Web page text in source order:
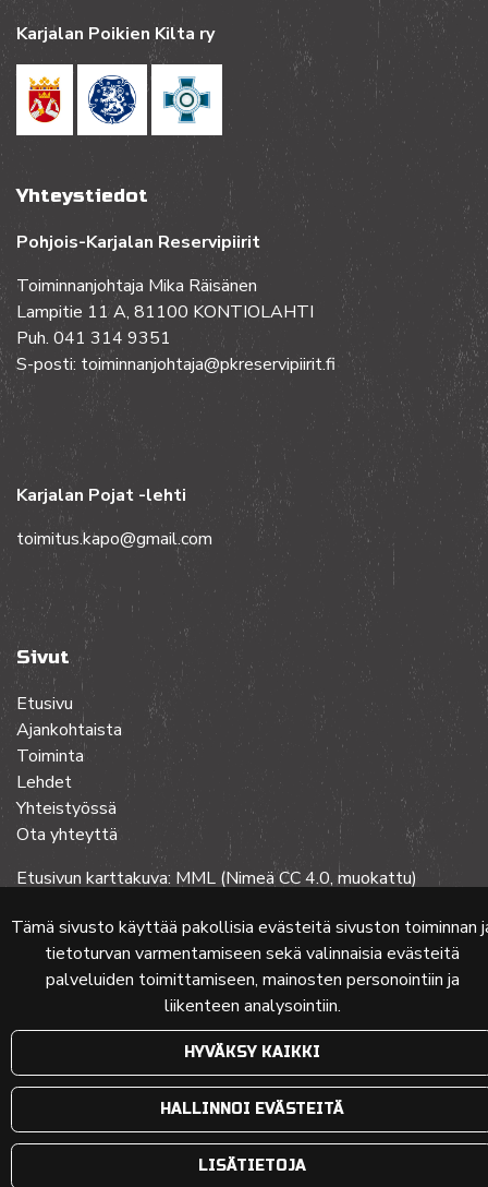
Tämä sivusto käyttää pakollisia evästeitä sivuston toiminnan
tietoturvan varmentamiseen sekä valinnaisia evästeitä
palveluiden toimittamiseen, mainosten personointiin ja
liikenteen analysointiin.
HYVÄKSY KAIKKI
HALLINNOI EVÄSTEITÄ
LISÄTIETOJA
Karjalan Poikien Kilta ry
Yhteystiedot
Pohjois-Karjalan Reservipiirit
Toiminnanjohtaja Mika Räisänen
Lampitie 11 A, 81100 KONTIOLAHTI
Puh. 041 314 9351
S-posti: toiminnanjohtaja@pkreservipiirit.fi
Karjalan Pojat -lehti
toimitus.kapo@gmail.com
Sivut
Etusivu
Ajankohtaista
Toiminta
Lehdet
Yhteistyössä
Ota yhteyttä
Etusivun karttakuva: MML (Nimeä CC 4.0, muokattu)
© 2024 PKMT | VerkkosivuatFlow Oy